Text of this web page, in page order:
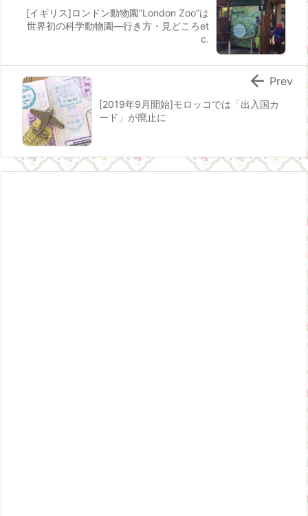
[イギリス]ロンドン動物園”London Zoo”は
世界初の科学動物園―行き方・見どころet
c.
[2019年9月開始]モロッコでは「出入国カ
ード」が廃止に
 Prev